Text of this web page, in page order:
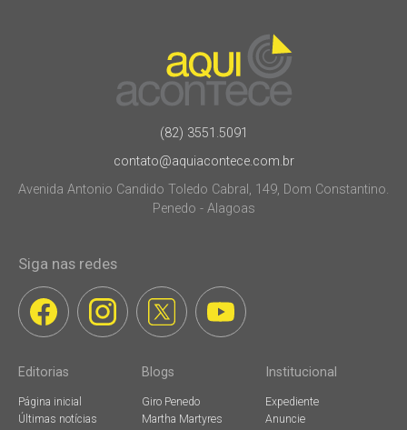
(82) 3551.5091
contato@aquiacontece.com.br
Avenida Antonio Candido Toledo Cabral, 149, Dom Constantino.
Penedo - Alagoas
Siga nas redes
Editorias
Página inicial
Últimas notícias
Blogs
Giro Penedo
Martha Martyres
Institucional
Expediente
Anuncie